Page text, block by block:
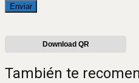
Download QR
También te